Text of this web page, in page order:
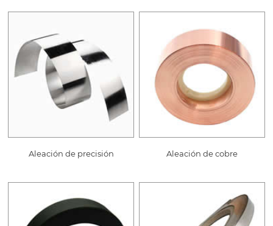
Aleación de precisión Aleación de cobre